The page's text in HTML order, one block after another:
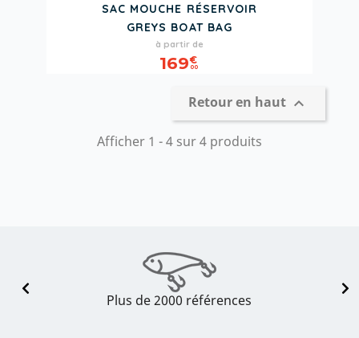
SAC MOUCHE RÉSERVOIR
GREYS BOAT BAG
Prix
à partir de
169€
00
Retour en haut 
Afficher 1 - 4 sur 4 produits
Plus de 2000 références